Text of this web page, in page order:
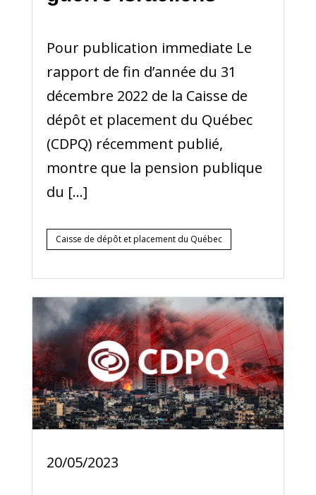
Pour publication immediate Le
rapport de fin d’année du 31
décembre 2022 de la Caisse de
dépôt et placement du Québec
(CDPQ) récemment publié,
montre que la pension publique
du […]
Caisse de dépôt et placement du Québec
20/05/2023